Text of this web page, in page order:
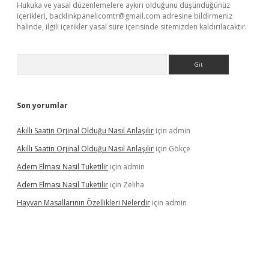
Hukuka ve yasal düzenlemelere aykırı olduğunu düşündüğünüz
içerikleri, backlinkpanelicomtr@gmail.com adresine bildirmeniz
halinde, ilgili içerikler yasal süre içerisinde sitemizden kaldırılacaktır.
Son yorumlar
Akıllı Saatin Orjinal Olduğu Nasıl Anlaşılır için admin
Akıllı Saatin Orjinal Olduğu Nasıl Anlaşılır için Gökçe
Adem Elması Nasil Tuketilir için admin
Adem Elması Nasil Tuketilir için Zeliha
Hayvan Masallarının Özellikleri Nelerdir için admin